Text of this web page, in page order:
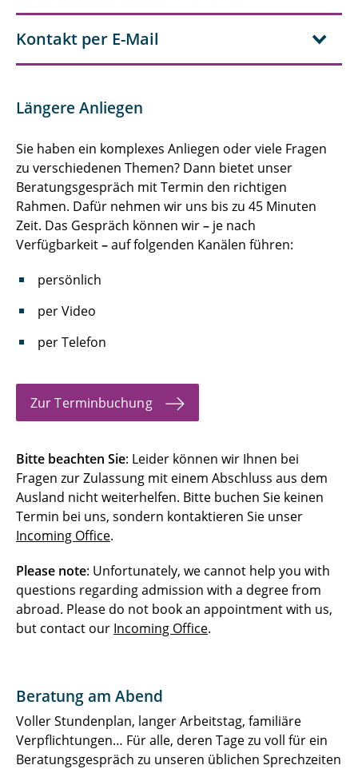
Kontakt per E-Mail
Längere Anliegen
Sie haben ein komplexes Anliegen oder viele Fragen
zu verschiedenen Themen? Dann bietet unser
Beratungsgespräch mit Termin den richtigen
Rahmen. Dafür nehmen wir uns bis zu 45 Minuten
Zeit. Das Gespräch können wir– je nach
Verfügbarkeit–auf folgenden Kanälen führen:
persönlich
per Video
per Telefon
Zur Terminbuchung
Bitte beachten Sie: Leider können wir Ihnen bei
Fragen zur Zulassung mit einem Abschluss aus dem
Ausland nicht weiterhelfen. Bitte buchen Sie keinen
Termin bei uns, sondern kontaktieren Sie unser
Incoming Office.
Please note: Unfortunately, we cannot help you with
questions regarding admission with a degree from
abroad. Please do not book an appointment with us,
but contact our Incoming Office.
Beratung am Abend
Voller Stundenplan, langer Arbeitstag, familiäre
Verpflichtungen… Für alle, deren Tage zu voll für ein
Beratungsgespräch zu unseren üblichen Sprechzeiten